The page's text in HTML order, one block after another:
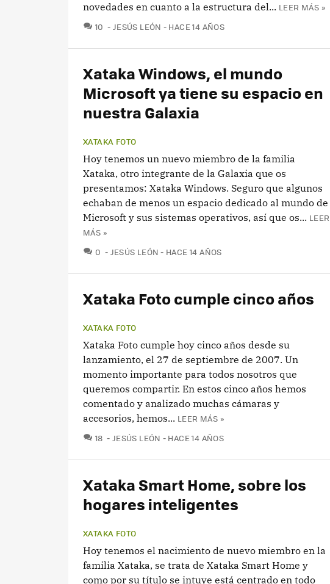
novedades en cuanto a la estructura del... LEER MÁS »
10 COMENTARIOS
JESÚS LEÓN HACE 14 AÑOS
Xataka Windows, el mundo
Microsoft ya tiene su espacio en
nuestra Galaxia
XATAKA FOTO
Hoy tenemos un nuevo miembro de la familia
Xataka, otro integrante de la Galaxia que os
presentamos: Xataka Windows. Seguro que algunos
echaban de menos un espacio dedicado al mundo de
Microsoft y sus sistemas operativos, así que os... LEER
MÁS »
0 COMENTARIOS
JESÚS LEÓN HACE 14 AÑOS
Xataka Foto cumple cinco años
XATAKA FOTO
Xataka Foto cumple hoy cinco años desde su
lanzamiento, el 27 de septiembre de 2007. Un
momento importante para todos nosotros que
queremos compartir. En estos cinco años hemos
comentado y analizado muchas cámaras y
accesorios, hemos... LEER MÁS »
18 COMENTARIOS
JESÚS LEÓN HACE 14 AÑOS
Xataka Smart Home, sobre los
hogares inteligentes
XATAKA FOTO
Hoy tenemos el nacimiento de nuevo miembro en la
familia Xataka, se trata de Xataka Smart Home y
como por su título se intuye está centrado en todo